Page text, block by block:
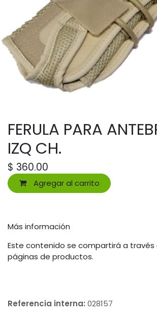
FERULA PARA
IZQ CH.
$ 360.00
Agregar al carrito
Más información
Este contenido se compartirá a
páginas de productos.
Referencia interna: 028157